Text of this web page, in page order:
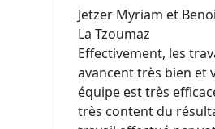
Jetzer Myriam et
La Tzoumaz
Effectivement, les
avancent très bien et
équipe est très
très content du